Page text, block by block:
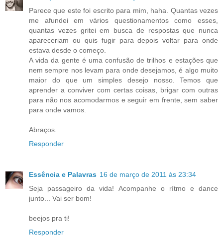
Parece que este foi escrito para mim, haha. Quantas vezes
me afundei em vários questionamentos como esses,
quantas vezes gritei em busca de respostas que nunca
apareceriam ou quis fugir para depois voltar para onde
estava desde o começo.
A vida da gente é uma confusão de trilhos e estações que
nem sempre nos levam para onde desejamos, é algo muito
maior do que um simples desejo nosso. Temos que
aprender a conviver com certas coisas, brigar com outras
para não nos acomodarmos e seguir em frente, sem saber
para onde vamos.
Abraços.
Responder
Essência e Palavras 16 de março de 2011 às 23:34
Seja passageiro da vida! Acompanhe o rítmo e dance
junto... Vai ser bom!
beejos pra ti!
Responder